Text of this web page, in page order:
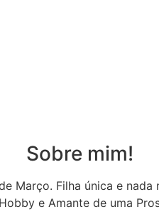
Sobre mim!
Março. Filha única e nada
e Amante de uma